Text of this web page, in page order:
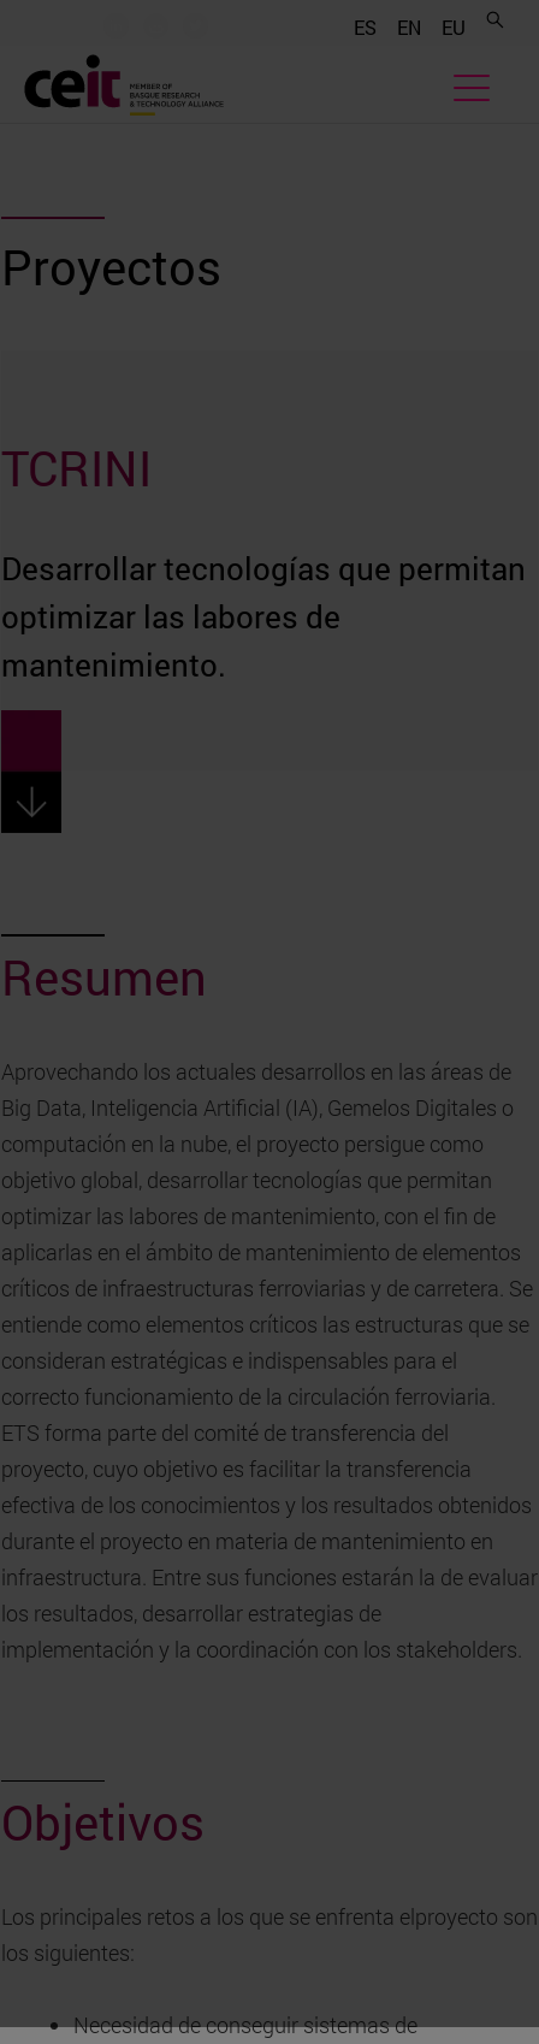
ES EN EU
Proyectos
TCRINI
Desarrollar tecnologías que permitan
optimizar las labores de
mantenimiento.
Resumen
Aprovechando los actuales desarrollos en las áreas de
Big Data, Inteligencia Artificial (IA), Gemelos Digitales o
computación en la nube, el proyecto persigue como
objetivo global, desarrollar tecnologías que permitan
optimizar las labores de mantenimiento, con el fin de
aplicarlas en el ámbito de mantenimiento de elementos
críticos de infraestructuras ferroviarias y de carretera. Se
entiende como elementos críticos las estructuras que se
consideran estratégicas e indispensables para el
correcto funcionamiento de la circulación ferroviaria.
ETS forma parte del comité de transferencia del
proyecto, cuyo objetivo es facilitar la transferencia
efectiva de los conocimientos y los resultados obtenidos
durante el proyecto en materia de mantenimiento en
infraestructura. Entre sus funciones estarán la de evaluar
los resultados, desarrollar estrategias de
implementación y la coordinación con los stakeholders.
Objetivos
Los principales retos a los que se enfrenta elproyecto son
los siguientes:
Necesidad de conseguir sistemas de